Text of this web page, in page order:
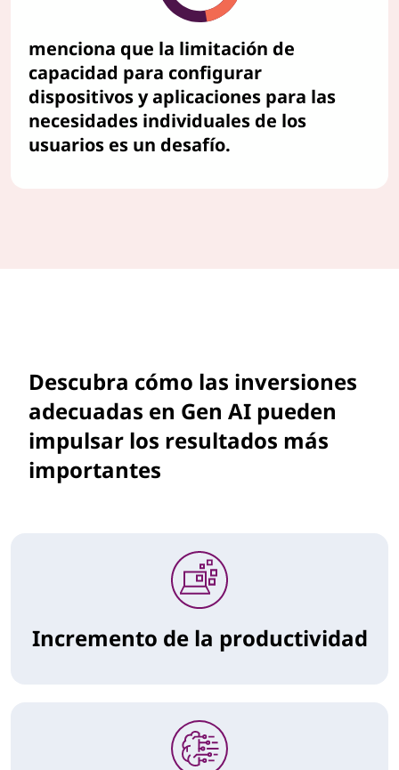
menciona que la limitación de
capacidad para configurar
dispositivos y aplicaciones para las
necesidades individuales de los
usuarios es un desafío.
Descubra cómo las inversiones
adecuadas en Gen AI pueden
impulsar los resultados más
importantes
Incremento de la productividad